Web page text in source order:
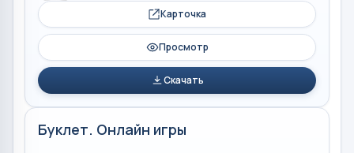
Карточка
Просмотр
Скачать
Буклет. Онлайн игры